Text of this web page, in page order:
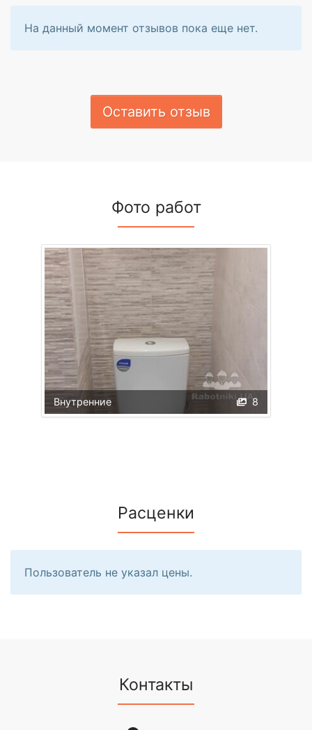
На данный момент отзывов пока еще нет.
Оставить отзыв
Фото работ
8
Внутренние
Расценки
Пользователь не указал цены.
Контакты